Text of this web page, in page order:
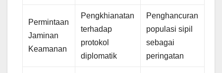
Permintaan
Jaminan
Keamanan
Pengkhianatan
terhadap
protokol
diplomatik
Penghancuran
populasi sipil
sebagai
peringatan